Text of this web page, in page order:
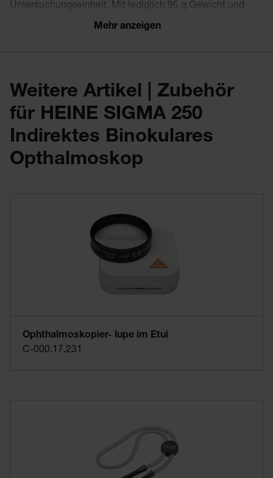
Untersuchungseinheit. Mit lediglich 95 g Gewicht und
einer Größe von 44 x 23 x 101 mm, ist die mobile
3 verschiedene Blenden
SIGMA 250:
Mehr anzeigen
Weitere Artikel | Zubehör
für HEINE SIGMA 250
Indirektes Binokulares
Opthalmoskop
Ophthalmoskopier- lupe im Etui
C-000.17.231